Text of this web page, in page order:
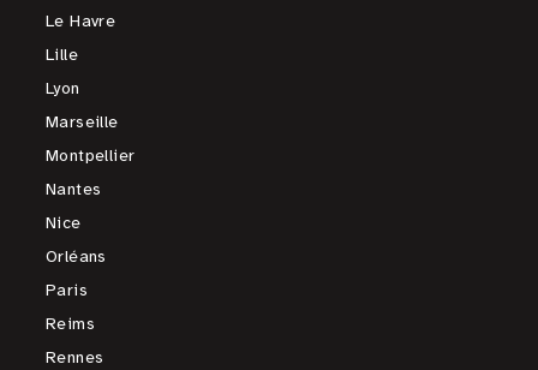
Le Havre
Lille
Lyon
Marseille
Montpellier
Nantes
Nice
Orléans
Paris
Reims
Rennes